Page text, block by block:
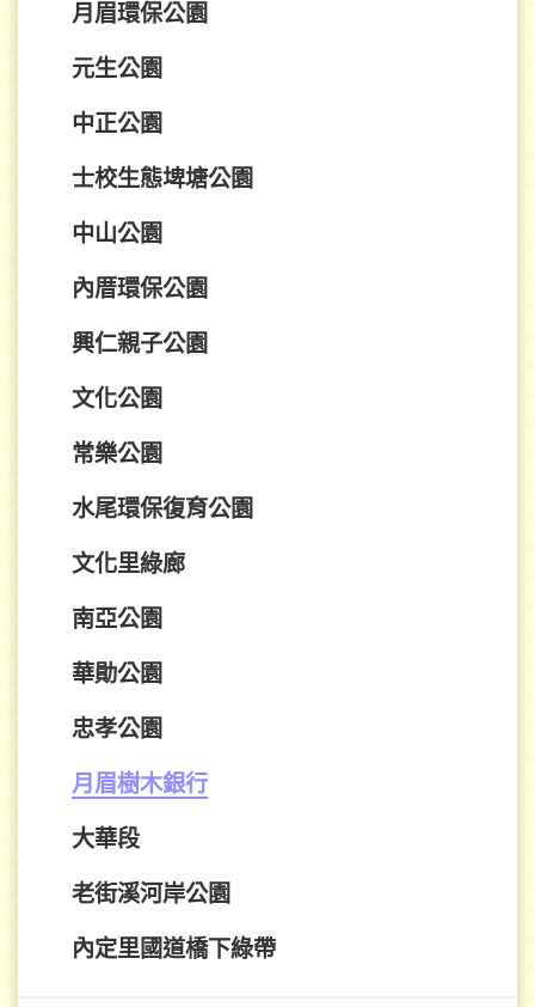
月眉環保公園
元生公園
中正公園
士校生態埤塘公園
中山公園
內厝環保公園
興仁親子公園
文化公園
常樂公園
水尾環保復育公園
文化里綠廊
南亞公園
華勛公園
忠孝公園
月眉樹木銀行
大華段
老街溪河岸公園
內定里國道橋下綠帶